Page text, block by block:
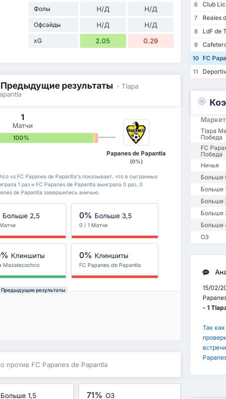
Фолы Н/Д Н/Д
Офсайды Н/Д Н/Д
xG 2.05 0.29
результаты - Tlapa
1
Матчи
100% 0%
0%
Papanes de Papantla
(0%)
vs FC Papanes de Papantla's показывает, что в сыгранных
1 раз и FC Papanes de Papantla выиграла 0 раз. 0
de Papantla завершились вничью.
Больше 2,5 0% Больше 3,5
0 / 1 Матчи
Клиншиты
Mazatecochco
0% Клиншиты
FC Papanes de Papantla
Предыдущие результаты
против FC Papanes de Papantla
Больше 1,5 71% ОЗ
6
Club
7
Reales
8
LdF de
9
10 FC
11
Маркет
Tlapa
Победа
FC
Победа
Ничья
Больше
Больше
Больше
Больше
Больше
ОЗ
15/02/
- 1
Так